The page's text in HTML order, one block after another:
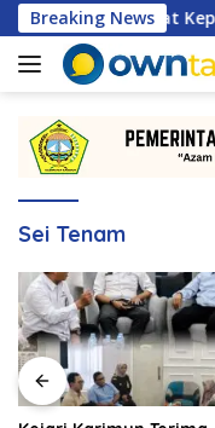
Langsung
ke
konten
Breaking News
Perkuat Kepastian
Sei Tenam